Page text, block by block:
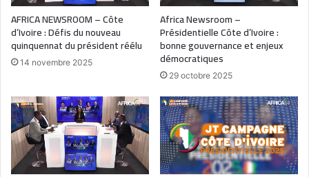
AFRICA NEWSROOM – Côte
d’Ivoire : Défis du nouveau
quinquennat du président réélu
14 novembre 2025
Africa Newsroom –
Présidentielle Côte d’Ivoire :
bonne gouvernance et enjeux
démocratiques
29 octobre 2025